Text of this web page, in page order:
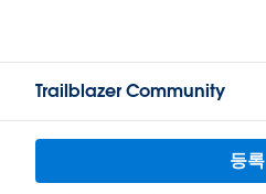
Trailblazer Community
등록